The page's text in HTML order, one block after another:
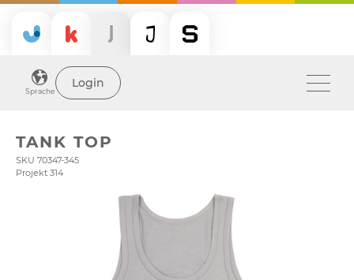
Sprache
Login
TANK TOP
SKU 70347-345
Projekt 314